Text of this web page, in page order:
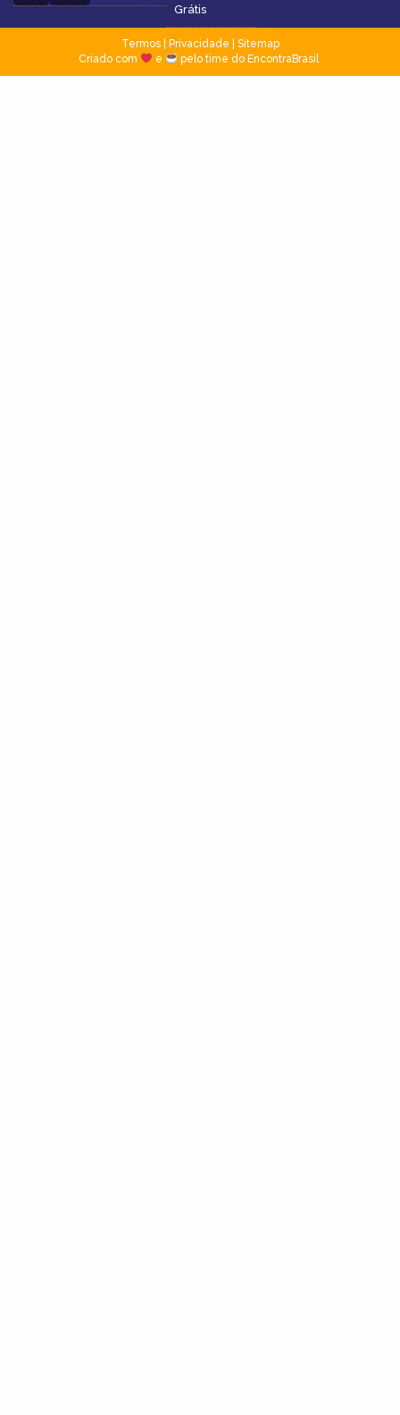
Grátis
Termos| Privacidade
Sitemap
Criado com
e pelo time do EncontraBrasil